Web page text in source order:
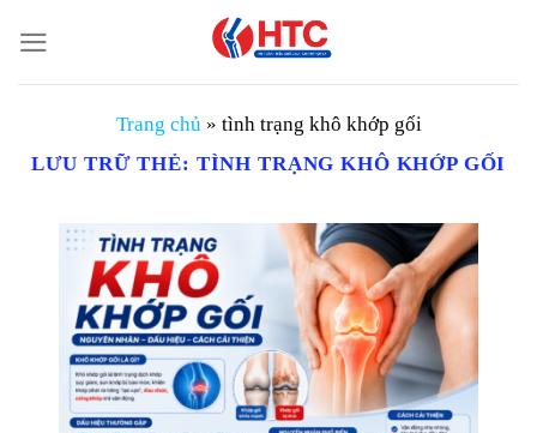
đến
nội
Trang chủ » tình trạng khô khớp gối
LƯU TRỮ THẺ: TÌNH TRẠNG KHÔ KHỚP GỐI